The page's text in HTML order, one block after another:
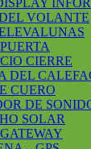
VOLANTE
CIERRE
DEL
CUERO
DE
SOLAR